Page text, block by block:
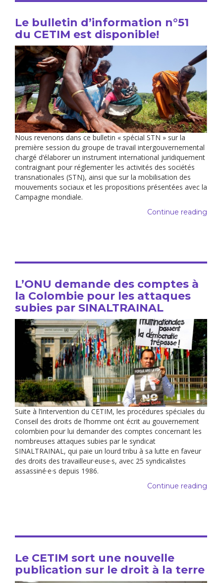
Le bulletin d’information n°51
du CETIM est disponible!
Nous revenons dans ce bulletin « spécial STN » sur la
première session du groupe de travail intergouvernemental
chargé d’élaborer un instrument international juridiquement
contraignant pour réglementer les activités des sociétés
transnationales (STN), ainsi que sur la mobilisation des
mouvements sociaux et les propositions présentées avec la
Campagne mondiale.
Continue reading
L’ONU demande des comptes à
la Colombie pour les attaques
subies par SINALTRAINAL
Suite à l’intervention du CETIM, les procédures spéciales du
Conseil des droits de l’homme ont écrit au gouvernement
colombien pour lui demander des comptes concernant les
nombreuses attaques subies par le syndicat
SINALTRAINAL, qui paie un lourd tribu à sa lutte en faveur
des droits des travailleur·euse·s, avec 25 syndicalistes
assassiné·e·s depuis 1986.
Continue reading
Le CETIM sort une nouvelle
publication sur le droit à la terre